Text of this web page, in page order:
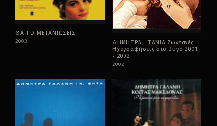
ΘΑ ΤΟ ΜΕΤΑΝΙΩΣΕΙΣ
2003
ΔΗΜΗΤΡΑ - ΤΑΝΙΑ Ζωντανές
Ηχογραφήσεις στο Ζυγό 2001
- 2002
2002